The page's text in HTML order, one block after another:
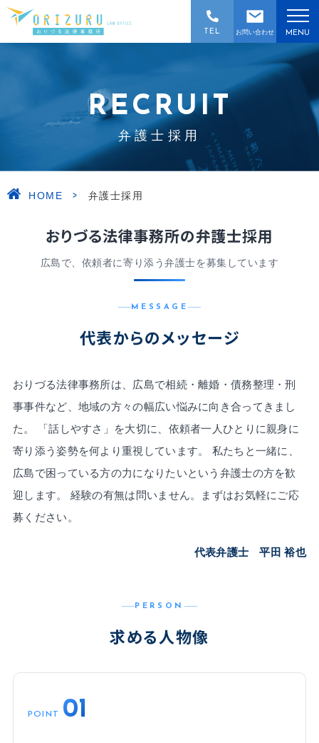
お問い合わせ
TEL MENU
RECRUIT
弁護士採用
HOME > 弁護士採用
おりづる法律事務所の弁護士採用
広島で、依頼者に寄り添う弁護士を募集しています
MESSAGE
代表からのメッセージ
おりづる法律事務所は、広島で相続・離婚・債務整理・刑
事事件など、地域の方々の幅広い悩みに向き合ってきまし
た。 「話しやすさ」を大切に、依頼者一人ひとりに親身に
寄り添う姿勢を何より重視しています。 私たちと一緒に、
広島で困っている方の力になりたいという弁護士の方を歓
迎します。 経験の有無は問いません。まずはお気軽にご応
募ください。
代表弁護士 平田 裕也
PERSON
求める人物像
POINT 01